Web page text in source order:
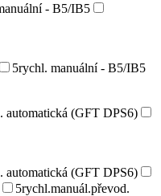
- B5/IB5
5rychl. manuální - B5/IB5
automatická (GFT DPS6)
automatická (GFT DPS6)
5rychl.manuál.převod.